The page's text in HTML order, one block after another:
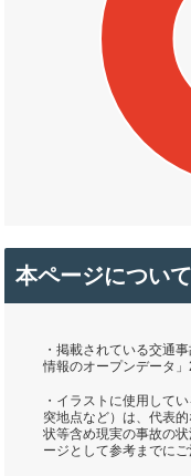
本ページについて
・掲載されている交通
情報のオープンデータ
・イラストに使用して
突地点など）は、代表
状等含め現実の事故の
ージとして参考までにご